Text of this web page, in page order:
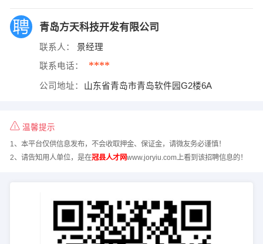
青岛方天科技开发有限公司
联系人： 景经理
联系电话： ****
公司地址： 山东省青岛市青岛软件园G2楼6A
温馨提示
1、本平台仅供信息发布，不会收取押金、保证金，请微友务必谨慎！
2、请告知用人单位，是在冠县人才网www.joryiu.com上看到该招聘信息的！